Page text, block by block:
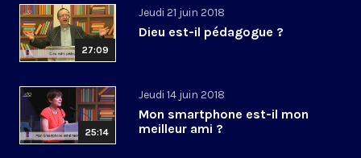
27:09
Jeudi 21 juin 2018
Dieu est-il pédagogue ?
25:14
Jeudi 14 juin 2018
Mon smartphone est-il mon
meilleur ami ?